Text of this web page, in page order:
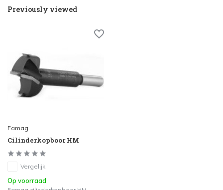
Previously viewed
Famag
Cilinderkopboor HM
Vergelijk
Op voorraad